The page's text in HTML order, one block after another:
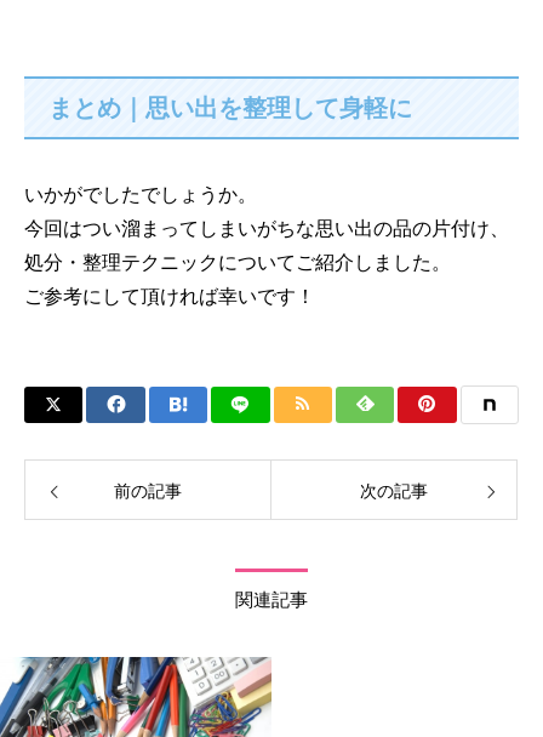
まとめ｜思い出を整理して身軽に
いかがでしたでしょうか。
今回はつい溜まってしまいがちな思い出の品の片付け、
処分・整理テクニックについてご紹介しました。
ご参考にして頂ければ幸いです！
前の記事 次の記事
関連記事